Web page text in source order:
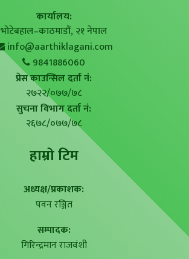
कार्यालय:
भोटेबहाल–काठमाडौं, २१ नेपाल
info@aarthiklagani.com
9841886060
प्रेस काउन्सिल दर्ता नं:
२७२२/०७७/७८
सुचना विभाग दर्ता नं:
२६७८/०७७/७८
हाम्राे टिम
अध्यक्ष/प्रकाशक:
पवन रञ्जित
सम्पादक:
गिरिन्द्रमान राजवंशी